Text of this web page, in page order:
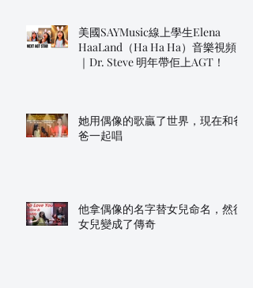
美國SAYMusic線上學生Elena
HaaLand（Ha Ha Ha）音樂視頻
｜Dr. Steve 明年帶佢上AGT！
她用偶像的歌贏了世界，現在和爸
爸一起唱
他拿偶像的名字替女兒命名，然後
女兒變成了傳奇